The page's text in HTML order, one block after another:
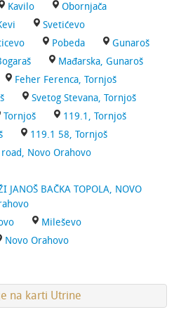
Kavilo
Obornjača
Svetićevo
Pobeda
Gunaroš
Mađarska, Gunaroš
Feher Ferenca, Tornjoš
Svetog Stevana, Tornjoš
Tornjoš
119.1, Tornjoš
119.1 58, Tornjoš
Novo Orahovo
JANOŠ BAČKA TOPOLA, NOVO
Mileševo
Novo Orahovo
na karti Utrine